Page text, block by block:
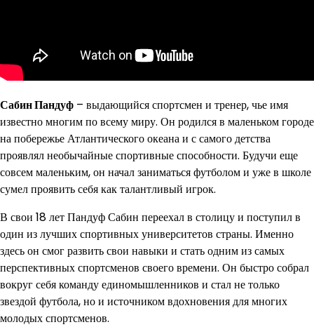
Сабин Пандуф – выдающийся спортсмен и тренер, чье имя
известно многим по всему миру. Он родился в маленьком городе
на побережье Атлантического океана и с самого детства
проявлял необычайные спортивные способности. Будучи еще
совсем маленьким, он начал заниматься футболом и уже в школе
сумел проявить себя как талантливый игрок.
В свои 18 лет Пандуф Сабин переехал в столицу и поступил в
один из лучших спортивных университетов страны. Именно
здесь он смог развить свои навыки и стать одним из самых
перспективных спортсменов своего времени. Он быстро собрал
вокруг себя команду единомышленников и стал не только
звездой футбола, но и источником вдохновения для многих
молодых спортсменов.